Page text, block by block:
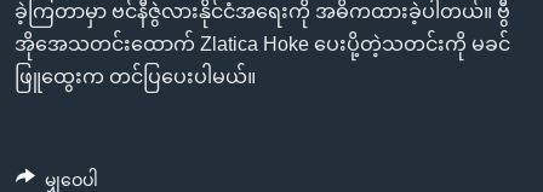
ကျော်
ရန်
ခဲ့ကြတာမှာ ဗင်နီဇွဲလားနိုင်ငံအရေးကို အဓိကထားခဲ့ပါတယ်။ ဗွီ
အိုအေသတင်းထောက် Zlatica Hoke ပေးပို့တဲ့သတင်းကို မခင်
ဖြူထွေးက တင်ပြပေးပါမယ်။
မျှဝေပါ